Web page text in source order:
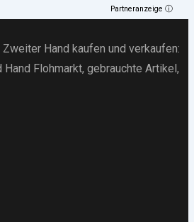
Partneranzeige ⓘ
Zweiter Hand kaufen und verkaufen:
Hand Flohmarkt, gebrauchte Artikel ,